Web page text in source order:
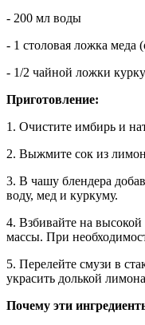
- 200 мл воды
- 1 столовая ложка меда
- 1/2 чайной ложки
Приготовление:
1. Очистите имбирь и
2. Выжмите сок из
3. В чашу блендера
воду, мед и куркуму.
4. Взбивайте на
массы. При
5. Перелейте смузи в
украсить долькой
Почему эти